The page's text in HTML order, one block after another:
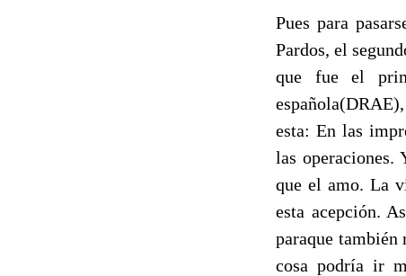
Pues para
Pardos, el
que fue el
esta: En las
las operaciones.
que el amo. La
esta acepción.
paraque también
cosa podría ir